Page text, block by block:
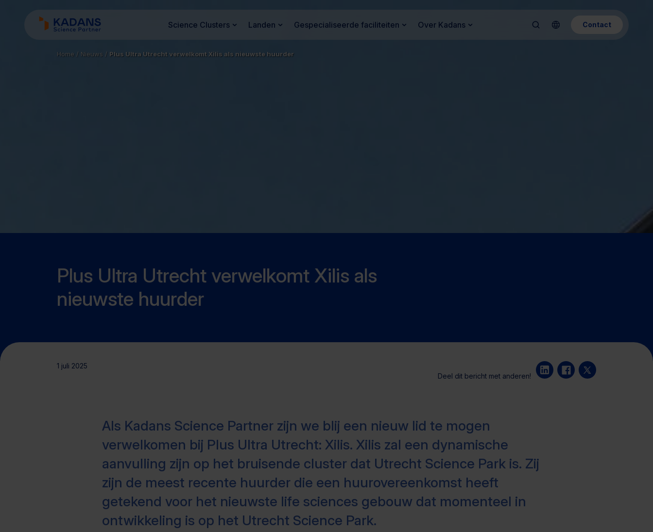
Science Clusters Landen Gespecialiseerde faciliteiten Over Kadans Contact
Home / Nieuws / Plus Ultra Utrecht verwelkomt Xilis als nieuwste huurder
Plus Ultra Utrecht verwelkomt Xilis als
nieuwste huurder
1 juli 2025
Deel dit bericht met anderen!
Als Kadans Science Partner zijn we blij een nieuw lid te mogen
verwelkomen bij Plus Ultra Utrecht: Xilis. Xilis zal een dynamische
aanvulling zijn op het bruisende cluster dat Utrecht Science Park is. Zij
zijn de meest recente huurder die een huurovereenkomst heeft
getekend voor het nieuwste life sciences gebouw dat momenteel in
ontwikkeling is op het Utrecht Science Park.